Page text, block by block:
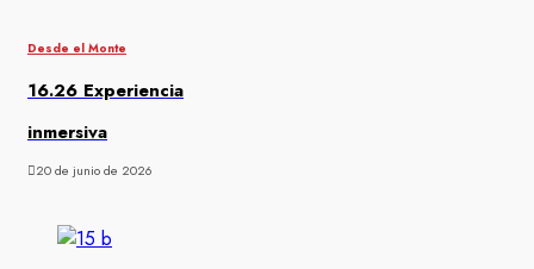
Desde el Monte
16.26 Experiencia
inmersiva
20 de junio de 2026